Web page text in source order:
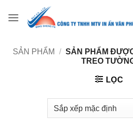
qua
SẢN PHẨM
/ SẢN PHẨM
TREO
LỌC